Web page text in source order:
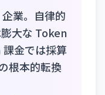
業。自律的
大な Token
金では採算
根本的転換